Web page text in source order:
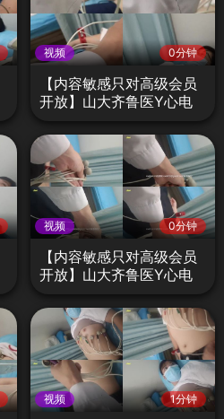
视频 0分钟
【内容敏感只对高级会员
开放】山大齐鲁医Y心电
视频 0分钟
【内容敏感只对高级会员
开放】山大齐鲁医Y心电
视频 1分钟